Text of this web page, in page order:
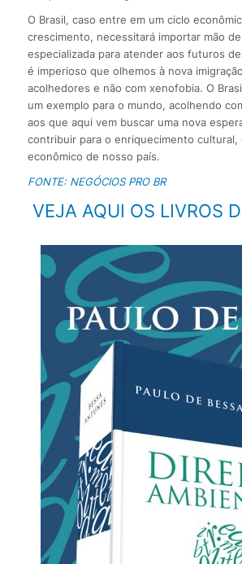
O Brasil, caso entre em um ciclo
crescimento, necessitará importar mão
especializada para atender aos futuros
é imperioso que olhemos à nova
acolhedores e não com xenofobia. O
um exemplo para o mundo, acolhendo
aos que aqui vem buscar uma nova
contribuir para o enriquecimento cultural,
econômico de nosso país.
FONTE: NEGÓCIOS PRO BR
VEJA AQUI OS LIVROS